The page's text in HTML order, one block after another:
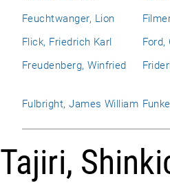
Feuchtwanger, Lion
Flick, Friedrich Karl
Ford,
Freudenberg, Winfried
Fulbright, James William
Tajiri,